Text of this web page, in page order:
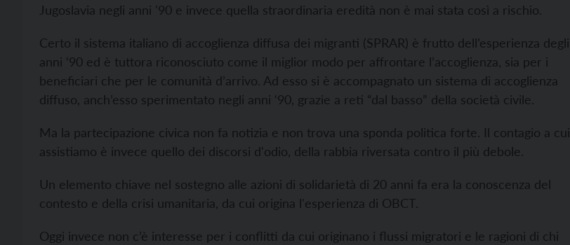
Jugoslavia negli anni '90 e invece quella straordinaria eredità non è mai stata così a rischio.
Certo il sistema italiano di accoglienza diffusa dei migranti (SPRAR) è frutto dell’esperienza degli
anni ‘90 ed è tuttora riconosciuto come il miglior modo per affrontare l’accoglienza, sia per i
beneficiari che per le comunità d’arrivo. Ad esso si è accompagnato un sistema di accoglienza
diffuso, anch’esso sperimentato negli anni ‘90, grazie a reti “dal basso” della società civile.
Ma la partecipazione civica non fa notizia e non trova una sponda politica forte. Il contagio a cui
assistiamo è invece quello dei discorsi d'odio, della rabbia riversata contro il più debole.
Un elemento chiave nel sostegno alle azioni di solidarietà di 20 anni fa era la conoscenza del
contesto e della crisi umanitaria, da cui origina l'esperienza di OBCT.
Oggi invece non c’è interesse per i conflitti da cui originano i flussi migratori e le ragioni di chi